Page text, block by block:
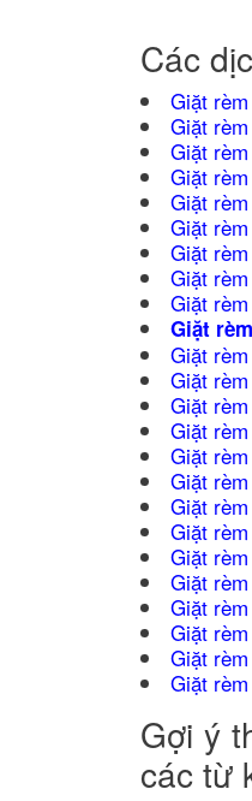
Các
Giặt
Giặt
Giặt
Giặt
Giặt
Giặt
Giặt
Giặt
Giặt
Giặt
Giặt
Giặt
Giặt
Giặt
Giặt
Giặt
Giặt
Giặt
Giặt
Giặt
Giặt
Giặt
Giặt
Giặt
Gợi ý
các từ